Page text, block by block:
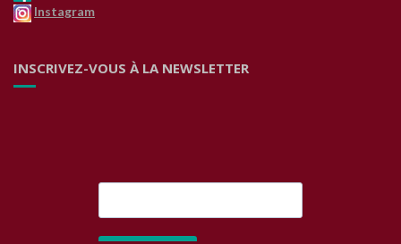
Instagram
INSCRIVEZ-VOUS À LA NEWSLETTER